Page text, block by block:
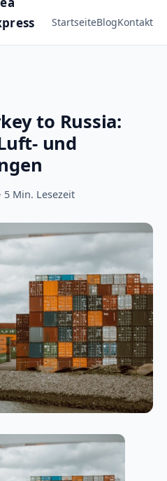
StartseiteBlogKontakt
to Russia:
und
5 Min. Lesezeit